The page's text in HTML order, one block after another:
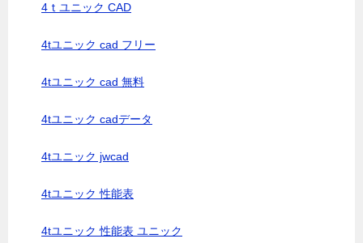
4ｔユニック CAD
4tユニック cad フリー
4tユニック cad 無料
4tユニック cadデータ
4tユニック jwcad
4tユニック 性能表
4tユニック 性能表 ユニック